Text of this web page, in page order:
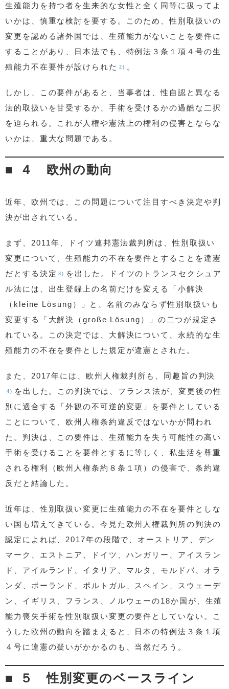
生殖能力を持つ者を生来的な女性と全く同等に扱ってよ
いかは、慎重な検討を要する。このため、性別取扱いの
変更を認める諸外国では、生殖能力がないことを要件に
することがあり、日本法でも、特例法３条１項４号の生
殖能力不在要件が設けられた
2) 。
しかし、この要件があると、当事者は、性自認と異なる
法的取扱いを甘受するか、手術を受けるかの過酷な二択
を迫られる。これが人権や憲法上の権利の侵害とならな
いかは、重大な問題である。
４ 欧州の動向
近年、欧州では、この問題について注目すべき決定や判
決が出されている。
まず、2011年、ドイツ連邦憲法裁判所は、性別取扱い
変更について、生殖能力の不在を要件とすることを違憲
だとする決定 3)
を出した。ドイツのトランスセクシュア
ル法には、出生登録上の名前だけを変える「小解決
（kleine Lösung）」と、名前のみならず性別取扱いも
変更する「大解決（große Lösung）」の二つが規定さ
れている。この決定では、大解決について、永続的な生
殖能力の不在を要件とした規定が違憲とされた。
また、2017年には、欧州人権裁判所も、同趣旨の判決
4)
を出した。この判決では、フランス法が、変更後の性
別に適合する「外観の不可逆的変更」を要件としている
ことについて、欧州人権条約違反ではないかが問われ
た。判決は、この要件は、生殖能力を失う可能性の高い
手術を受けることを要件とするに等しく、私生活を尊重
される権利（欧州人権条約８条１項）の侵害で、条約違
反だと結論した。
近年は、性別取扱い変更に生殖能力の不在を要件としな
い国も増えてきている。今見た欧州人権裁判所の判決の
認定によれば、2017年の段階で、オーストリア、デン
マーク、エストニア、ドイツ、ハンガリー、アイスラン
ド、アイルランド、イタリア、マルタ、モルドバ、オラ
ンダ、ポーランド、ポルトガル、スペイン、スウェーデ
ン、イギリス、フランス、ノルウェーの18か国が、生殖
能力喪失手術を性別取扱い変更の要件としていない。こ
うした欧州の動向を踏まえると、日本の特例法３条１項
４号に違憲の疑いがかかるのも、当然だろう。
５ 性別変更のベースライン